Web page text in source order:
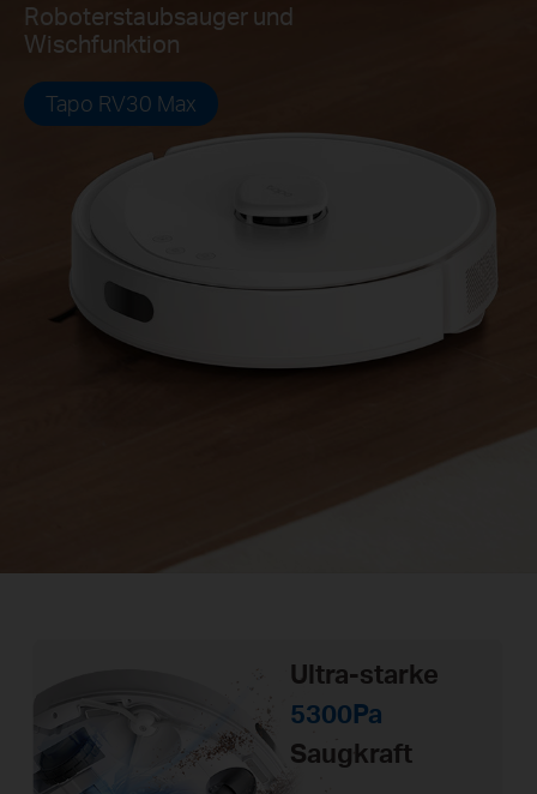
Roboterstaubsauger und
Wischfunktion
Tapo RV30 Max
Ultra-starke
5300Pa
Saugkraft